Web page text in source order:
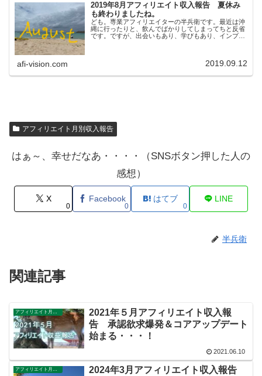
2019年8月アフィリエイト収入報告 夏休み
も終わりましたね。
ども。専業アフィリエイターの半兵衛です。最近は沖
縄に行ったりと、飲んでばかりしてしまってちと反省
です。ですが、出会いもあり、学びもあり、インプッ
afi-vision.com 2019.09.12
アフィリエイト月別収入報告
はぁ～、幸せだなあ・・・・（SNSボタン押した人の
感想）
X
0
Facebook
0
はてブ
0
LINE
半兵衛
関連記事
2021年５月アフィリエイト収入報
告 承認欲求爆発＆コアアップデート
始まる・・・！
2021.06.10
アフィリエイト月別収入報告
2024年3月アフィリエイト収入報告